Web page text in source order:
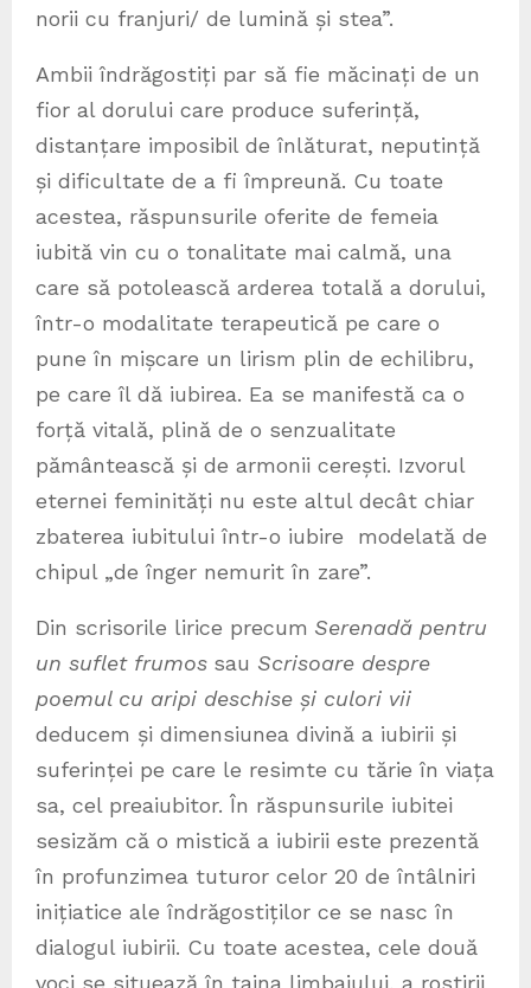
norii cu franjuri/ de lumină și stea”.
Ambii îndrăgostiți par să fie măcinați de un
fior al dorului care produce suferință,
distanțare imposibil de înlăturat, neputință
și dificultate de a fi împreună. Cu toate
acestea, răspunsurile oferite de femeia
iubită vin cu o tonalitate mai calmă, una
care să potolească arderea totală a dorului,
într-o modalitate terapeutică pe care o
pune în mișcare un lirism plin de echilibru,
pe care îl dă iubirea. Ea se manifestă ca o
forță vitală, plină de o senzualitate
pământească și de armonii cerești. Izvorul
eternei feminități nu este altul decât chiar
zbaterea iubitului într-o iubire modelată de
chipul „de înger nemurit în zare”.
Din scrisorile lirice precum Serenadă pentru
un suflet frumos sau Scrisoare despre
poemul cu aripi deschise și culori vii
deducem și dimensiunea divină a iubirii și
suferinței pe care le resimte cu tărie în viața
sa, cel preaiubitor. În răspunsurile iubitei
sesizăm că o mistică a iubirii este prezentă
în profunzimea tuturor celor 20 de întâlniri
inițiatice ale îndrăgostiților ce se nasc în
dialogul iubirii. Cu toate acestea, cele două
voci se situează în taina limbajului, a rostirii